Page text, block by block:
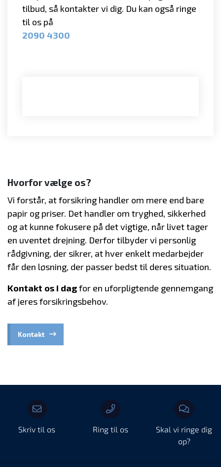
tilbud, så kontakter vi dig. Du kan også ringe
til os på
2090 4300
Hvorfor vælge os?
Vi forstår, at forsikring handler om mere end bare
papir og priser. Det handler om tryghed, sikkerhed
og at kunne fokusere på det vigtige, når livet tager
en uventet drejning. Derfor tilbyder vi personlig
rådgivning, der sikrer, at hver enkelt medarbejder
får den løsning, der passer bedst til deres situation.
Kontakt os i dagfor en uforpligtende gennemgang
af jeres forsikringsbehov.
Kontakt
Skriv til os Ring til os
Skal vi ringe dig
op?